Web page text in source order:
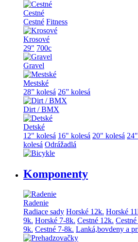
Cestné
Cestné Fitness
Krosové
29" 700c
Gravel
Mestské
28” kolesá 26” kolesá
Dirt / BMX
Detské
12" kolesá 16" kolesá 20" kolesá
kolesá Odrážadlá
Komponenty
Radenie
Radiace sady Horské 12k. Horské
9k. Horské 7-8k. Cestné 12k.
9k. Cestné 7-8k. Lanká,bovdeny a